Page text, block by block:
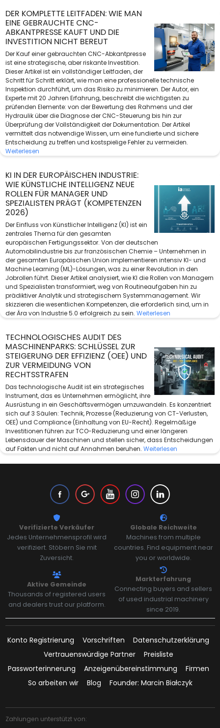
DER KOMPLETTE LEITFADEN: WIE MAN
EINE GEBRAUCHTE CNC-
ABKANTPRESSE KAUFT UND DIE
INVESTITION NICHT BEREUT
Der Kauf einer gebrauchten CNC-Abkantpresse
ist eine strategische, aber riskante Investition.
Dieser Artikel ist ein vollständiger Leitfaden, der
Schritt für Schritt erklärt, wie man eine professionelle technische
Inspektion durchführt, um das Risiko zu minimieren. Der Autor, ein
Experte mit 20 Jahren Erfahrung, beschreibt die wichtigsten zu
prüfenden Elemente: von der Bewertung des Rahmens und der
Hydraulik über die Diagnose der CNC-Steuerung bis hin zur
Überprüfung der Vollständigkeit der Dokumentation. Der Artikel
vermittelt das notwendige Wissen, um eine fundierte und sichere
Entscheidung zu treffen und kostspielige Fehler zu vermeiden.
Weiterlesen
KI IN DER EUROPÄISCHEN INDUSTRIE:
WIE KÜNSTLICHE INTELLIGENZ NEUE
ROLLEN FÜR MANAGER UND
SPEZIALISTEN PRÄGT (KOMPETENZEN
2026)
Der Einfluss von Künstlicher Intelligenz (KI) ist ein
zentrales Thema für den gesamten
europäischen Fertigungssektor. Von der deutschen
Automobilindustrie bis zur französischen Chemie – Unternehmen in
der gesamten Europäischen Union implementieren intensiv KI- und
Machine Learning (ML)-Lösungen, was zu einer Revolution in den
Jobrollen führt. Dieser Artikel analysiert, wie KI die Rollen von Managern
und Spezialisten transformiert, weg von Routineaufgaben hin zu
prädiktiver Analytik und strategischem Systemmanagement. Wir
skizzieren die wesentlichen Kompetenzen, die erforderlich sind, um in
der Ära von Industrie 5.0 erfolgreich zu sein. Weiterlesen
TECHNOLOGISCHES AUDIT DES
MASCHINENPARKS: SCHLÜSSEL ZUR
STEIGERUNG DER EFFIZIENZ (OEE) UND
ZUR VERMEIDUNG VON
RECHTSSTRAFEN
Das technologische Audit ist ein strategisches
Instrument, das es Unternehmen ermöglicht, ihre
Ausrüstung in ein Geschäftsvermögen umzuwandeln. Es konzentriert
sich auf 3 Säulen: Technik, Prozesse (Reduzierung von CT-Verlusten,
OEE) und Compliance (Einhaltung von EU-Recht). Regelmäßige
Investitionen führen zur TCO-Reduzierung und einer längeren
Lebensdauer der Maschinen und stellen sicher, dass Entscheidungen
auf Fakten und nicht auf Annahmen beruhen. Weiterlesen
Verifizierte Verkäufer
Jedes Unternehmensprofil wird
verifiziert. Stöbern Sie mit
Zuversicht.
Globale Reichweite
Machines from multiple
countries. Find equipment near
you or worldwide.
Aktive Gemeinde
Thousands of registered users
and dealers trust our platform.
Markterfahrung
Connecting buyers and sellers
of used industrial machinery
since 2019.
Konto Registrierung Vorschriften
Datenschutzerklärung
Vertrauenswürdige Partner
Preisliste
Passworterinnerung
Anzeigenübereinstimmung
Firmen
So arbeiten wir
Blog Founder: Marcin Białczyk
Zahlungen unterstützt von: